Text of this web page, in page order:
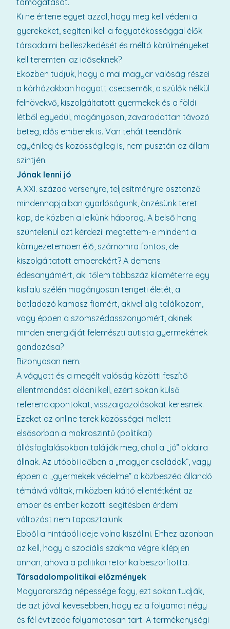
Ki ne értene egyet azzal, hogy meg kell védeni a
gyerekeket, segíteni kell a fogyatékossággal élők
társadalmi beilleszkedését és méltó körülményeket
kell teremteni az időseknek?
Eközben tudjuk, hogy a mai magyar valóság részei
a kórházakban hagyott csecsemők, a szülők nélkül
felnövekvő, kiszolgáltatott gyermekek és a földi
létből egyedül, magányosan, zavarodottan távozó
beteg, idős emberek is. Van tehát teendőnk
egyénileg és közösségileg is, nem pusztán az állam
szintjén.
Jónak lenni jó
A XXI. század versenyre, teljesítményre ösztönző
mindennapjaiban gyarlóságunk, önzésünk teret
kap, de közben a lelkünk háborog. A belső hang
szüntelenül azt kérdezi: megtettem-e mindent a
környezetemben élő, számomra fontos, de
kiszolgáltatott emberekért? A demens
édesanyámért, aki tőlem többszáz kilométerre egy
kisfalu szélén magányosan tengeti életét, a
botladozó kamasz fiamért, akivel alig találkozom,
vagy éppen a szomszédasszonyomért, akinek
minden energiáját felemészti autista gyermekének
gondozása?
Bizonyosan nem.
A vágyott és a megélt valóság közötti feszítő
ellentmondást oldani kell, ezért sokan külső
referenciapontokat, visszaigazolásokat keresnek.
Ezeket az online terek közösségei mellett
elsősorban a makroszintű (politikai)
állásfoglalásokban találják meg, ahol a „jó” oldalra
állnak. Az utóbbi időben a „magyar családok”, vagy
éppen a „gyermekek védelme” a közbeszéd állandó
témáivá váltak, miközben kiáltó ellentétként az
ember és ember közötti segítésben érdemi
változást nem tapasztalunk.
Ebből a hintából ideje volna kiszállni. Ehhez azonban
az kell, hogy a szociális szakma végre kilépjen
onnan, ahova a politikai retorika beszorította.
Társadalompolitikai előzmények
Magyarország népessége fogy, ezt sokan tudják,
de azt jóval kevesebben, hogy ez a folyamat négy
és fél évtizede folyamatosan tart. A termékenységi